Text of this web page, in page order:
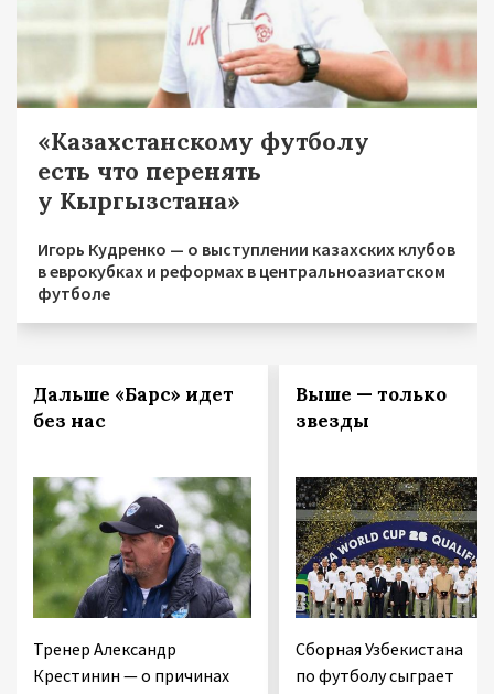
«Казахстанскому футболу
есть что перенять
у Кыргызстана»
Игорь Кудренко — о выступлении казахских клубов
в еврокубках и реформах в центральноазиатском
футболе
Дальше «Барс» идет
без нас
Тренер Александр
Крестинин — о причинах
Выше — только
звезды
Сборная Узбекистана
по футболу сыграет